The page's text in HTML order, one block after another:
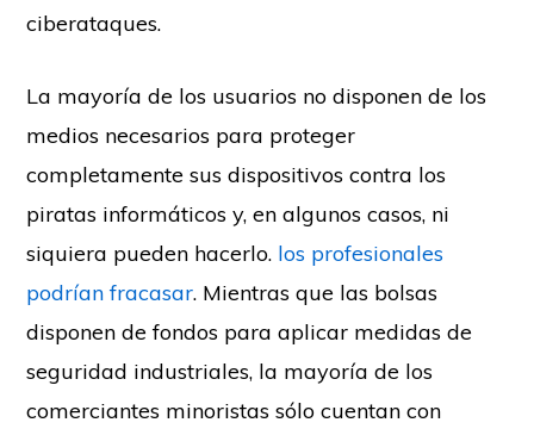
ciberataques.
La mayoría de los usuarios no disponen de los
medios necesarios para proteger
completamente sus dispositivos contra los
piratas informáticos y, en algunos casos, ni
siquiera pueden hacerlo. los profesionales
podrían fracasar. Mientras que las bolsas
disponen de fondos para aplicar medidas de
seguridad industriales, la mayoría de los
comerciantes minoristas sólo cuentan con